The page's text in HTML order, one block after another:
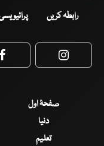
رابطہ کریں
Facebook
صفحۂ اول
دنیا
تعلیم